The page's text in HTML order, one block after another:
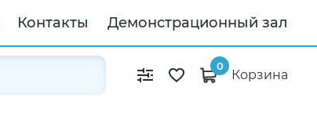
Контакты Демонстрационный зал
0
Корзина